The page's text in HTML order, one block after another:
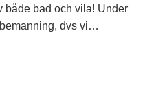
både bad och vila! Under
dvs vi…